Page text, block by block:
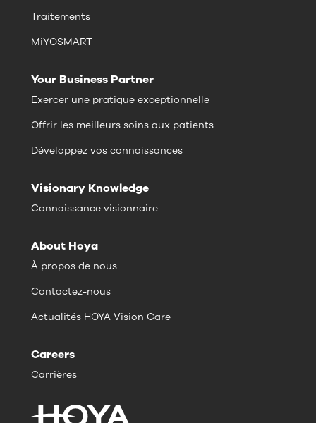
Traitements
MiYOSMART
Your Business Partner
Exercer une pratique exceptionnelle
Offrir les meilleurs soins aux patients
Développez vos connaissances
Visionary Knowledge
Connaissance visionnaire
About Hoya
À propos de nous
Contactez-nous
Actualités HOYA Vision Care
Careers
Carrières